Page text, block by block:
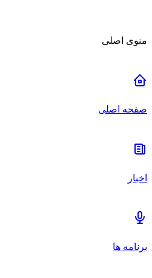
منوی اصلی
صفحه اصلی
اخبار
برنامه ها